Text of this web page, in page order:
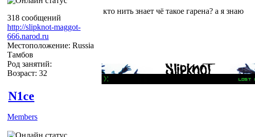
318 сообщений
http://slipknot-maggot-
666.narod.ru
Местоположение: Russia
Тамбов
Род занятий:
Возраст: 32
кто нить знает чё такое гарена? а я знаю
N1ce
Members